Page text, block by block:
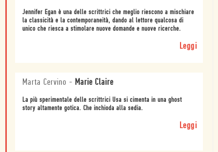
Jennifer Egan è una delle scrittrici che meglio riescono a mischiare
la classicità e la contemporaneità, dando al lettore qualcosa di
unico che riesca a stimolare nuove domande e nuove ricerche.
Leggi
Marta Cervino - Marie Claire
La più sperimentale delle scrittrici Usa si cimenta in una ghost
story altamente gotica. Che inchioda alla sedia.
Leggi